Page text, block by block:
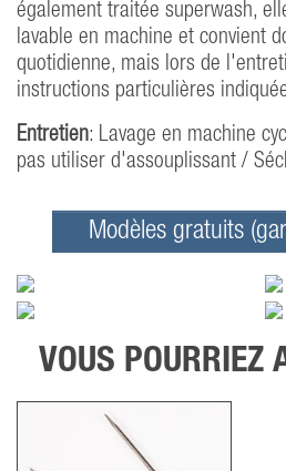
également traitée superwash,
lavable en machine et convient
quotidienne, mais lors de
instructions particulières
Entretien: Lavage en machine
pas utiliser d'assouplissant /
Modèles gratuits
VOUS POURRIEZ